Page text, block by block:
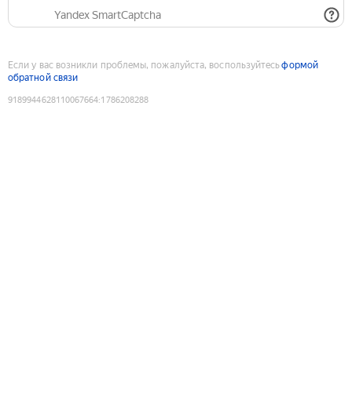
Yandex SmartCaptcha
Если у вас возникли проблемы, пожалуйста, воспользуйтесьформой
обратной связи
9189944628110067664:1786208288